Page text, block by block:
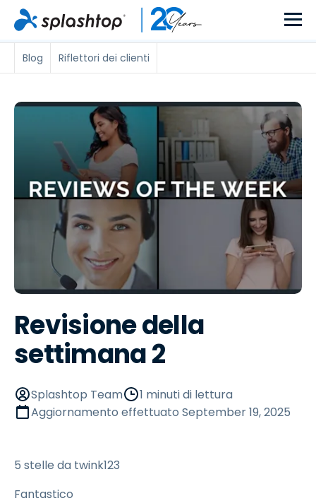
Blog Riflettori dei clienti
Revisione della
settimana 2
Splashtop Team
1 minuti di lettura
Aggiornamento effettuato September 19, 2025
5 stelle da twink123
Fantastico